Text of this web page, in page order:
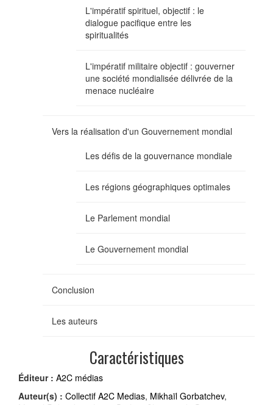
L'impératif spirituel, objectif : le
dialogue pacifique entre les
spiritualités
L'impératif militaire objectif : gouverner
une société mondialisée délivrée de la
menace nucléaire
Vers la réalisation d'un Gouvernement mondial
Les défis de la gouvernance mondiale
Les régions géographiques optimales
Le Parlement mondial
Le Gouvernement mondial
Conclusion
Les auteurs
Caractéristiques
Éditeur : A2C médias
Auteur(s) : Collectif A2C Medias, Mikhaïl Gorbatchev,